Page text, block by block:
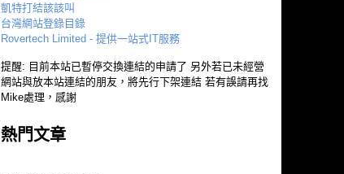
凱特打結該該叫
台灣網站登錄目錄
Rovertech Limited - 提供一站式IT服務
提醒: 目前本站已暫停交換連結的申請了 另外若已未經營
網站與放本站連結的朋友，將先行下架連結 若有誤請再找
Mike處理，感謝
熱門文章